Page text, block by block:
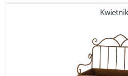
Kwietnik